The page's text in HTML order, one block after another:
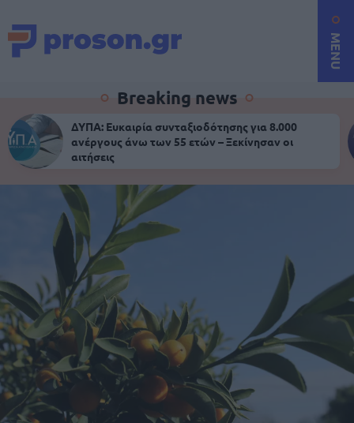
MENU
Breaking news
ΔΥΠΑ: Ευκαιρία συνταξιοδότησης για 8.000
ανέργους άνω των 55 ετών – Ξεκίνησαν οι
αιτήσεις